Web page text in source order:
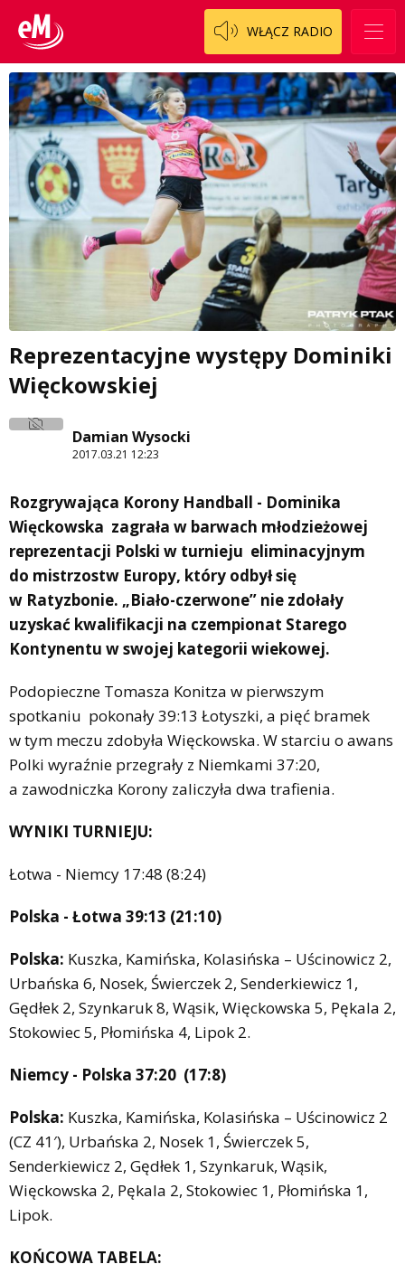
WŁĄCZ RADIO
Reprezentacyjne występy Dominiki
Więckowskiej
Damian Wysocki
2017.03.21 12:23
Rozgrywająca Korony Handball - Dominika
Więckowska zagrała w barwach młodzieżowej
reprezentacji Polski w turnieju eliminacyjnym
do mistrzostw Europy, który odbył się
w Ratyzbonie. „Biało-czerwone” nie zdołały
uzyskać kwalifikacji na czempionat Starego
Kontynentu w swojej kategorii wiekowej.
Podopieczne Tomasza Konitza w pierwszym
spotkaniu pokonały 39:13 Łotyszki, a pięć bramek
w tym meczu zdobyła Więckowska. W starciu o awans
Polki wyraźnie przegrały z Niemkami 37:20,
a zawodniczka Korony zaliczyła dwa trafienia.
WYNIKI TURNIEJU:
Łotwa - Niemcy 17:48 (8:24)
Polska - Łotwa 39:13 (21:10)
Polska: Kuszka, Kamińska, Kolasińska – Uścinowicz 2,
Urbańska 6, Nosek, Świerczek 2, Senderkiewicz 1,
Gędłek 2, Szynkaruk 8, Wąsik, Więckowska 5, Pękala 2,
Stokowiec 5, Płomińska 4, Lipok 2.
Niemcy - Polska 37:20 (17:8)
Polska: Kuszka, Kamińska, Kolasińska – Uścinowicz 2
(CZ 41′), Urbańska 2, Nosek 1, Świerczek 5,
Senderkiewicz 2, Gędłek 1, Szynkaruk, Wąsik,
Więckowska 2, Pękala 2, Stokowiec 1, Płomińska 1,
Lipok.
KOŃCOWA TABELA: